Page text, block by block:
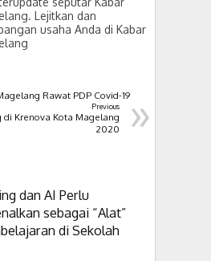
Lejitkan dan
usaha Anda di Kabar
Rawat PDP Covid-19»
Previous
di Krenova Kota Magelang
2020
dan AI Perlu
sebagai “Alat”
di Sekolah